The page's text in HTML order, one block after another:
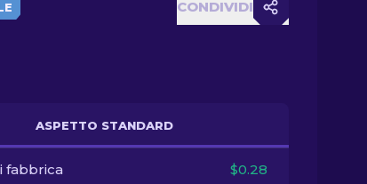
CONDIVIDI
ASPETTO STANDARD
fabbrica $0.28